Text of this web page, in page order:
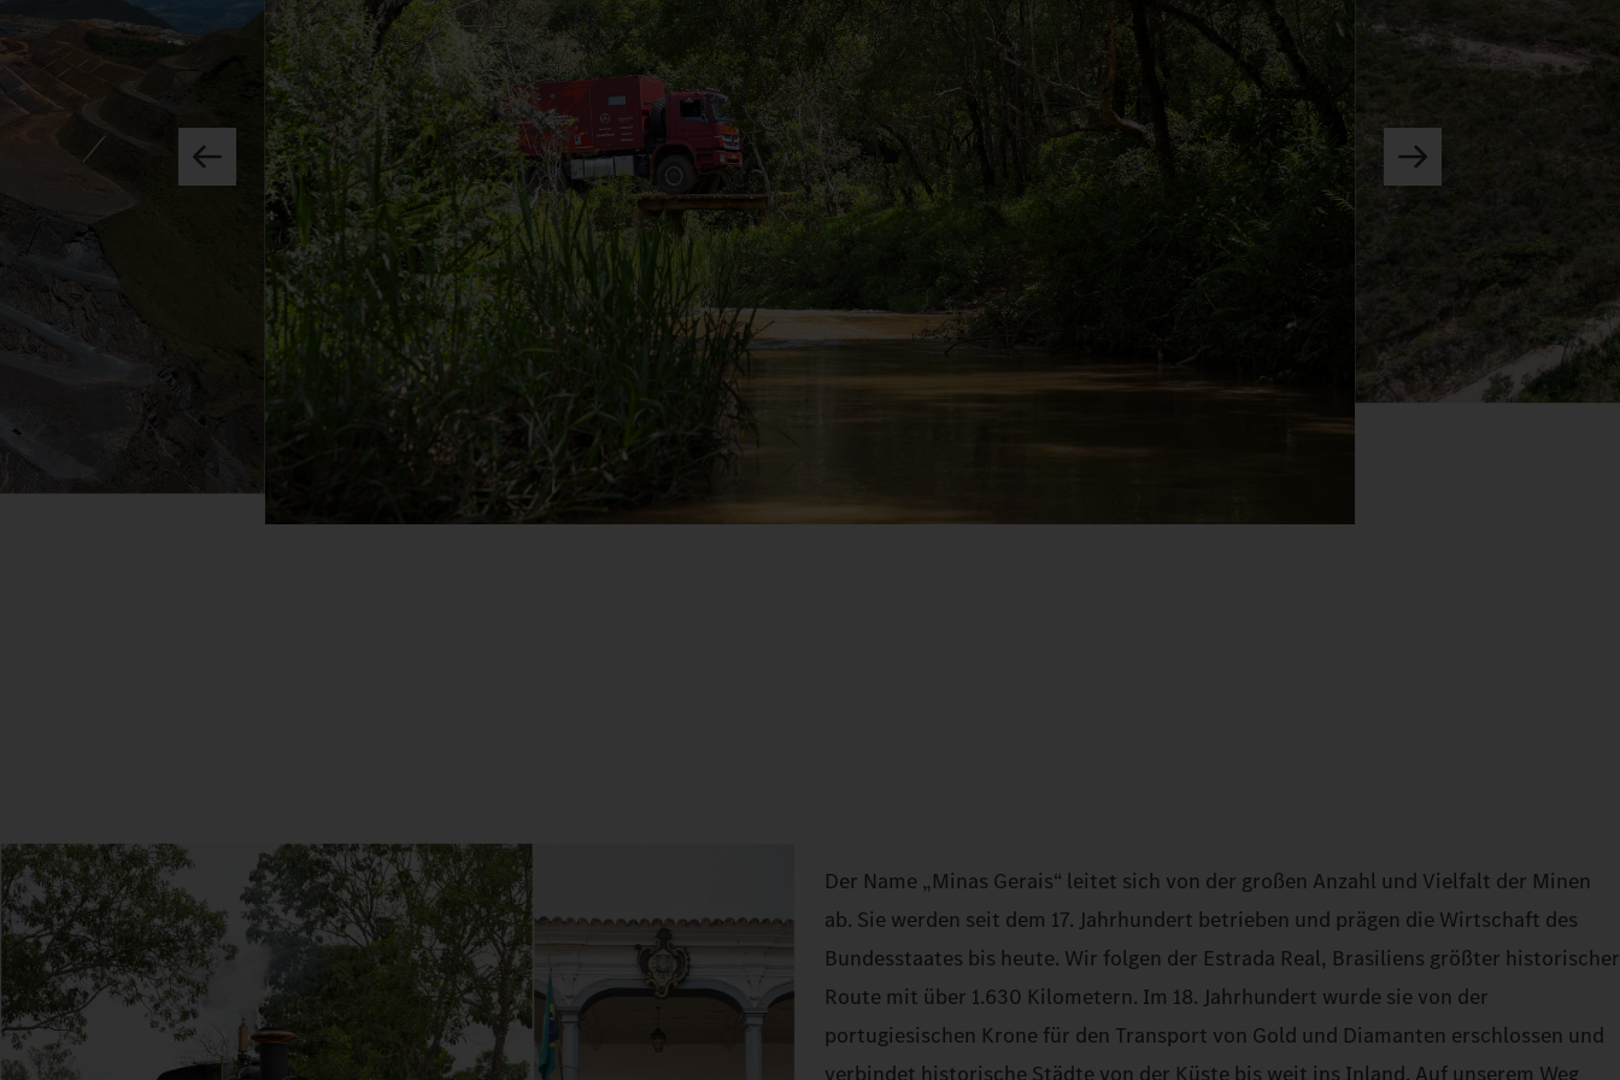
Der Name „Minas Gerais“ leitet sich von der großen Anzahl und Vielfalt der Minen
ab. Sie werden seit dem 17. Jahrhundert betrieben und prägen die Wirtschaft des
Bundesstaates bis heute. Wir folgen der Estrada Real, Brasiliens größter historischer
Route mit über 1.630 Kilometern. Im 18. Jahrhundert wurde sie von der
portugiesischen Krone für den Transport von Gold und Diamanten erschlossen und
verbindet historische Städte von der Küste bis weit ins Inland. Auf unserem Weg